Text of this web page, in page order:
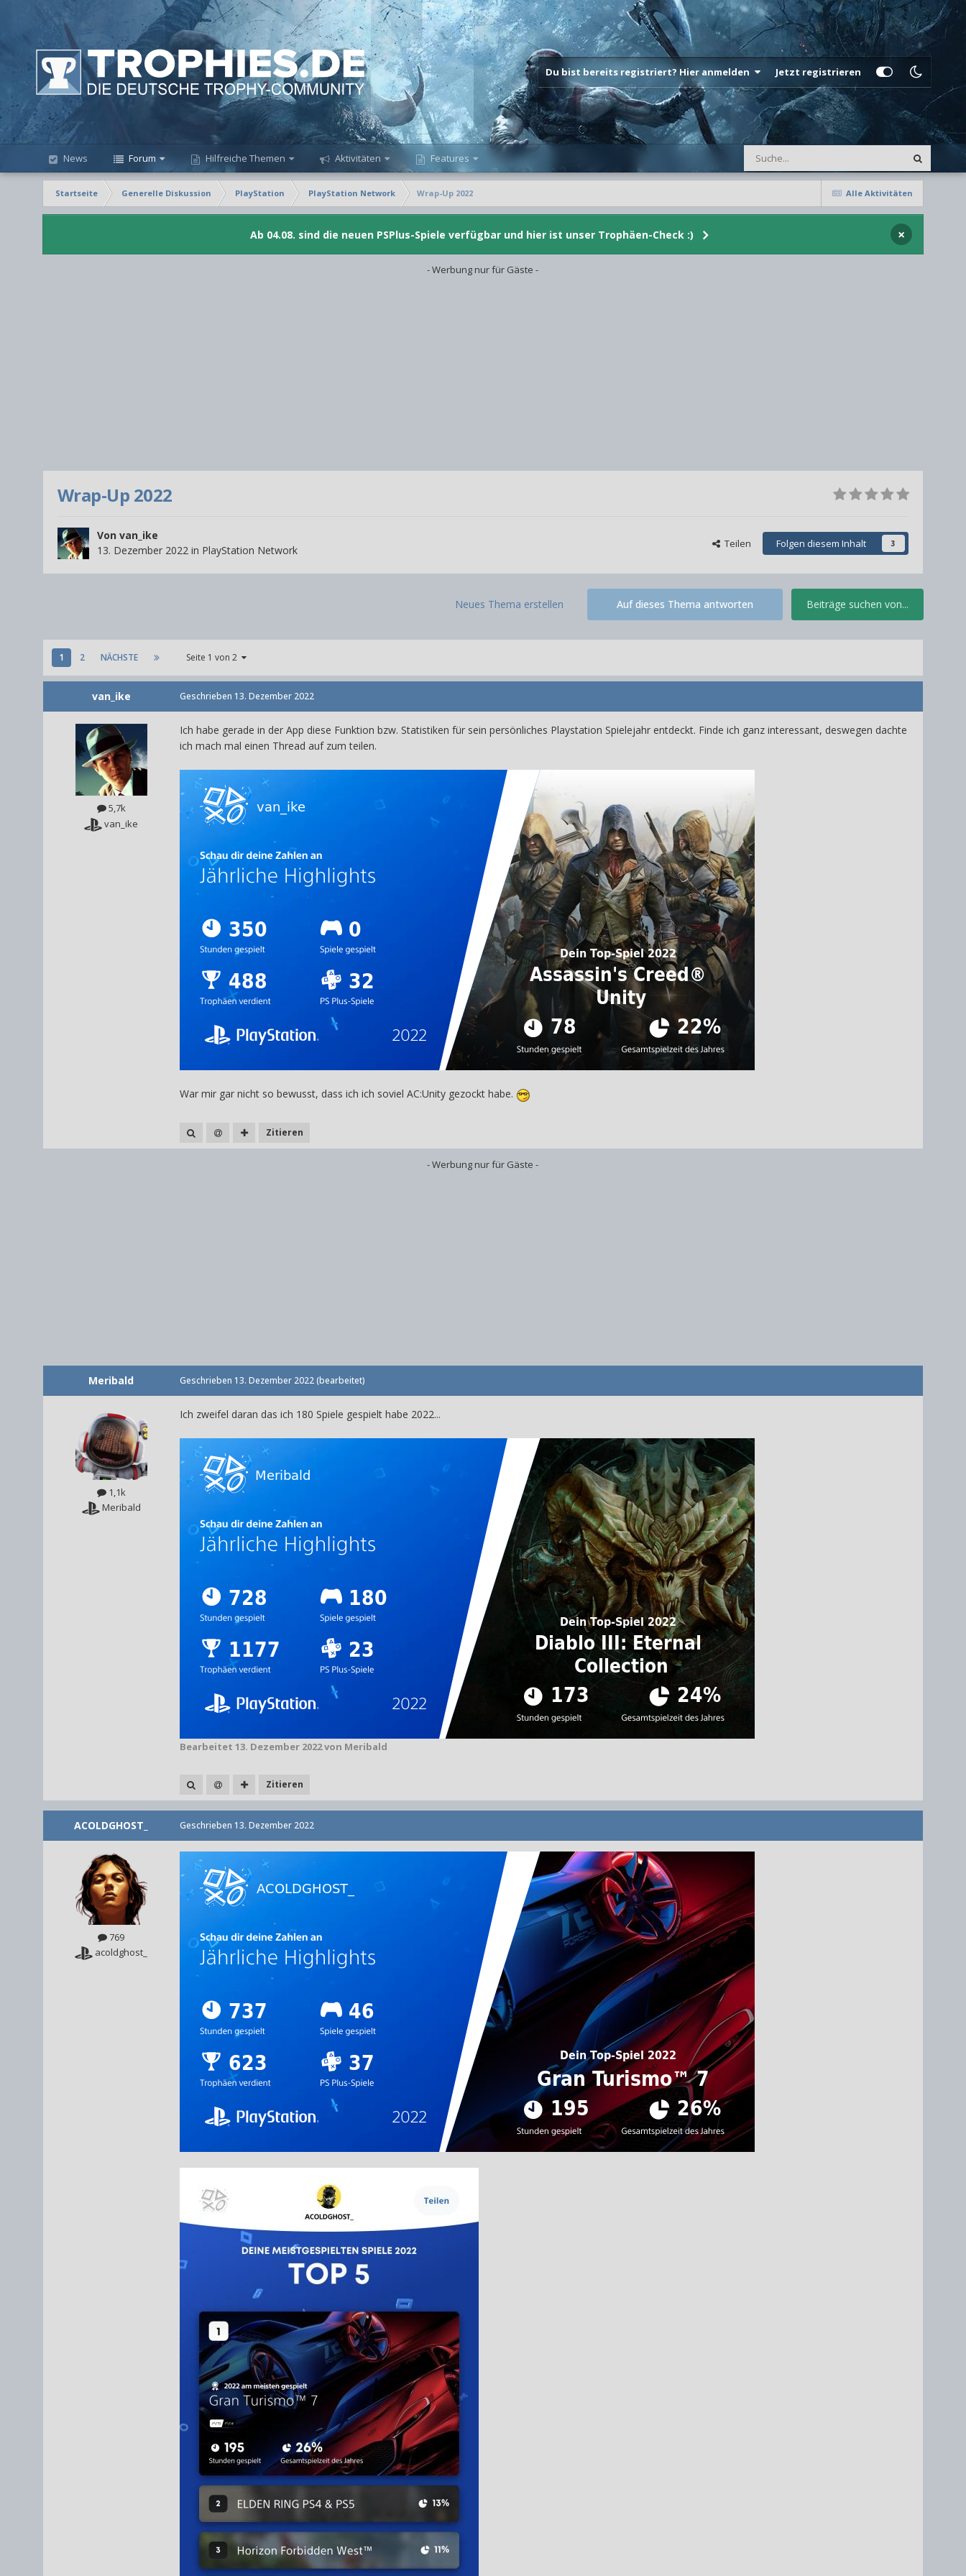
Du bist bereits registriert? Hier anmelden Jetzt registrieren
News Forum Hilfreiche Themen Aktivitäten Features
Alle Aktivitäten
Startseite Generelle Diskussion PlayStation PlayStation Network Wrap-Up 2022
Ab 04.08. sind die neuen PSPlus-Spiele verfügbar und hier ist unser Trophäen-Check :) ×
- Werbung nur für Gäste -
Wrap-Up 2022
Von van_ike
13. Dezember 2022in PlayStation Network Teilen Folgen diesem Inhalt 3
Beiträge suchen von...
Auf dieses Thema antworten
Neues Thema erstellen
1 2 NÄCHSTE Seite 1 von 2
van_ike
5,7k
van_ike
Geschrieben 13. Dezember 2022
Ich habe gerade in der App diese Funktion bzw. Statistiken für sein persönliches Playstation Spielejahr entdeckt. Finde ich ganz interessant, deswegen dachte
ich mach mal einen Thread auf zum teilen.
War mir gar nicht so bewusst, dass ich ich soviel AC:Unity gezockt habe.
Zitieren
- Werbung nur für Gäste -
Meribald
1,1k
Meribald
Geschrieben 13. Dezember 2022 (bearbeitet)
Ich zweifel daran das ich 180 Spiele gespielt habe 2022...
Bearbeitet 13. Dezember 2022von Meribald
Zitieren
ACOLDGHOST_
769
acoldghost_
Geschrieben 13. Dezember 2022